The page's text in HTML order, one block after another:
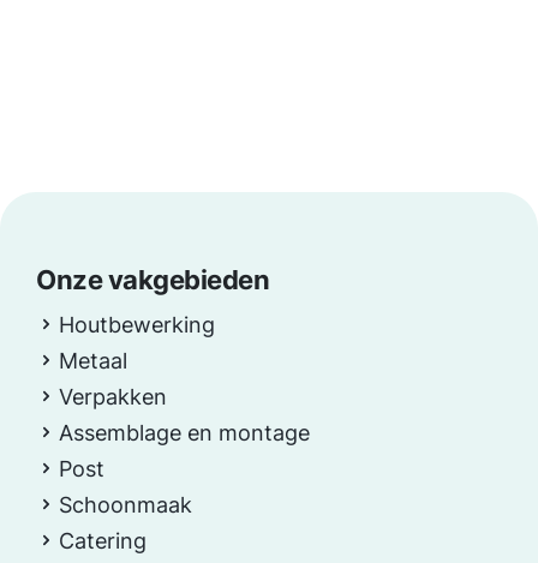
Onze vakgebieden
Houtbewerking
Metaal
Verpakken
Assemblage en montage
Post
Schoonmaak
Catering